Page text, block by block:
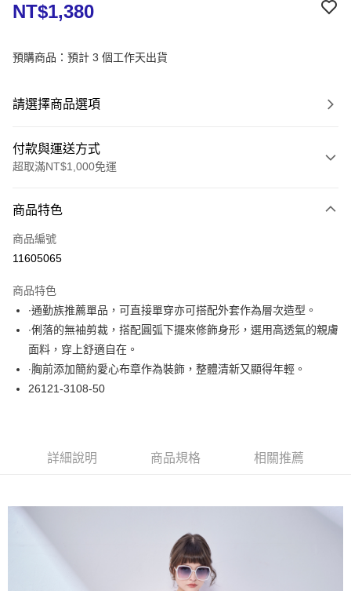
NT$1,380
預購商品：預計 3 個工作天出貨
請選擇商品選項
付款與運送方式
超取滿NT$1,000免運
信用卡一次付款
超商取貨付款
Apple Pay
悠遊付
大哥付你分期
相關說明
成交易。
法說明評估內容。
1.分期款項不併入電信帳單，「大哥付你分期」於每月結算日後寄送繳費提
2.透過簡訊連結打開帳單後，可選擇「超商條碼／台灣大直營門市／銀行轉
帳／街口支付／iPASS MONEY」等通路繳費。
運送方式
每筆NT$60，滿NT$1,000(含以上)免運費
商品特色
商品編號
11605065
商品特色
∙通勤族推薦單品，可直接單穿亦可搭配外套作為層次造型。
∙俐落的無袖剪裁，搭配圓弧下擺來修飾身形，選用高透氣的親膚
面料，穿上舒適自在。
∙胸前添加簡約愛心布章作為裝飾，整體清新又顯得年輕。
26121-3108-50
詳細說明 商品規格 相關推薦